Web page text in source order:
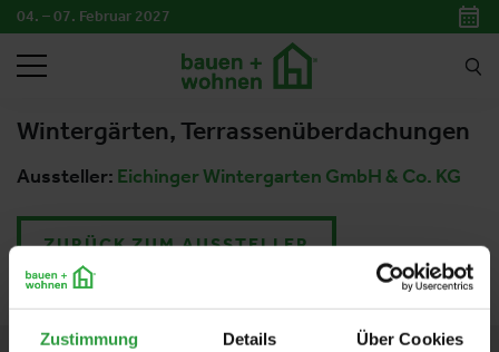
Zustimmung Details Über Cookies
04. – 07. Februar 2027
SUCHEN
Wintergärten, Terrassenüberdachungen
Aussteller: Eichinger Wintergarten GmbH & Co. KG
ZURÜCK ZUM AUSSTELLER